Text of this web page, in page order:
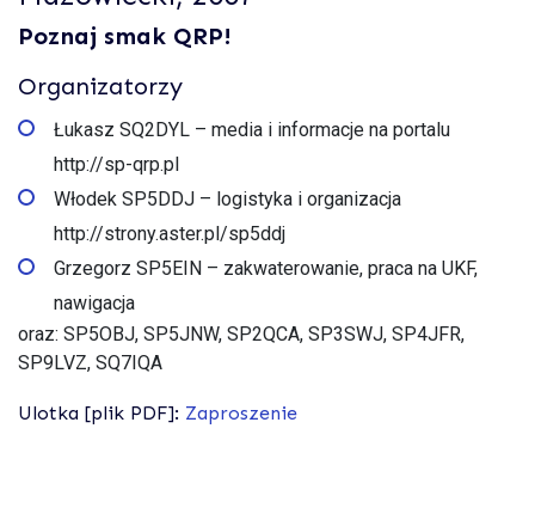
Poznaj smak QRP!
Organizatorzy
Łukasz SQ2DYL – media i informacje na portalu
http://sp-qrp.pl
Włodek SP5DDJ – logistyka i organizacja
http://strony.aster.pl/sp5ddj
Grzegorz SP5EIN – zakwaterowanie, praca na UKF,
nawigacja
oraz: SP5OBJ, SP5JNW, SP2QCA, SP3SWJ, SP4JFR,
SP9LVZ, SQ7IQA
Ulotka [plik PDF]: Zaproszenie